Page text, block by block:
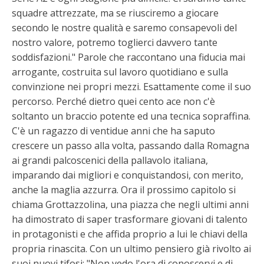
squadre attrezzate, ma se riusciremo a giocare
secondo le nostre qualità e saremo consapevoli del
nostro valore, potremo toglierci davvero tante
soddisfazioni." Parole che raccontano una fiducia mai
arrogante, costruita sul lavoro quotidiano e sulla
convinzione nei propri mezzi. Esattamente come il suo
percorso. Perché dietro quei cento ace non c'è
soltanto un braccio potente ed una tecnica sopraffina.
C'è un ragazzo di ventidue anni che ha saputo
crescere un passo alla volta, passando dalla Romagna
ai grandi palcoscenici della pallavolo italiana,
imparando dai migliori e conquistandosi, con merito,
anche la maglia azzurra. Ora il prossimo capitolo si
chiama Grottazzolina, una piazza che negli ultimi anni
ha dimostrato di saper trasformare giovani di talento
in protagonisti e che affida proprio a lui le chiavi della
propria rinascita. Con un ultimo pensiero già rivolto ai